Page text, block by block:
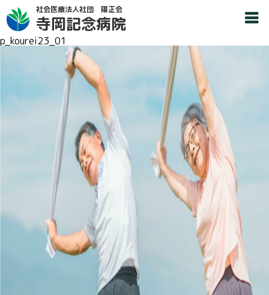
社会医療法人社団 陽正会
寺岡記念病院
p_kourei23_01